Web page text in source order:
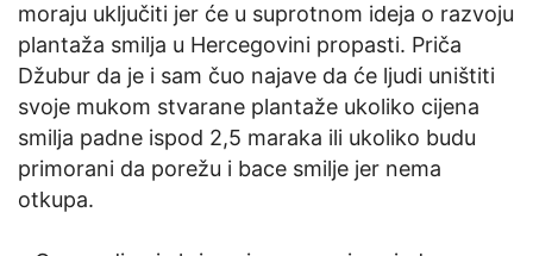
moraju uključiti jer će u suprotnom ideja o razvoju
plantaža smilja u Hercegovini propasti. Priča
Džubur da je i sam čuo najave da će ljudi uništiti
svoje mukom stvarane plantaže ukoliko cijena
smilja padne ispod 2,5 maraka ili ukoliko budu
primorani da porežu i bace smilje jer nema
otkupa.